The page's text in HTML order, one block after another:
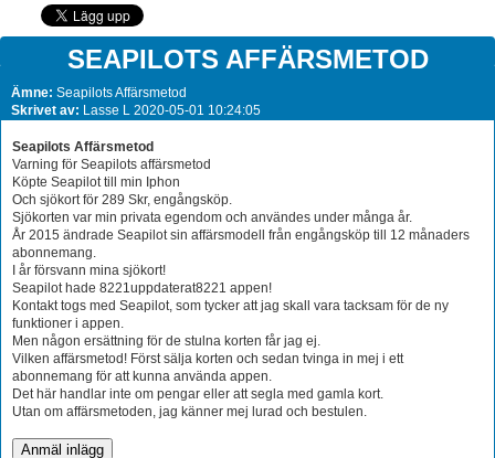
SEAPILOTS AFFÄRSMETOD
Ämne: Seapilots Affärsmetod
Skrivet av: Lasse L 2020-05-01 10:24:05
Seapilots Affärsmetod
Varning för Seapilots affärsmetod
Köpte Seapilot till min Iphon
Och sjökort för 289 Skr, engångsköp.
Sjökorten var min privata egendom och användes under många år.
År 2015 ändrade Seapilot sin affärsmodell från engångsköp till 12 månaders
abonnemang.
I år försvann mina sjökort!
Seapilot hade 8221uppdaterat8221 appen!
Kontakt togs med Seapilot, som tycker att jag skall vara tacksam för de ny
funktioner i appen.
Men någon ersättning för de stulna korten får jag ej.
Vilken affärsmetod! Först sälja korten och sedan tvinga in mej i ett
abonnemang för att kunna använda appen.
Det här handlar inte om pengar eller att segla med gamla kort.
Utan om affärsmetoden, jag känner mej lurad och bestulen.